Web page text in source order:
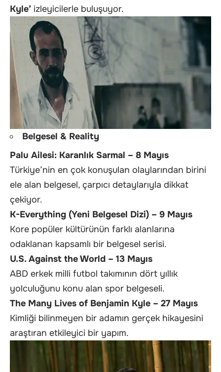
Kyle’ izleyicilerle buluşuyor.
Belgesel & Reality
Palu Ailesi: Karanlık Sarmal – 8 Mayıs
Türkiye’nin en çok konuşulan olaylarından birini
ele alan belgesel, çarpıcı detaylarıyla dikkat
çekiyor.
K-Everything (Yeni Belgesel Dizi) – 9 Mayıs
Kore popüler kültürünün farklı alanlarına
odaklanan kapsamlı bir belgesel serisi.
U.S. Against the World – 13 Mayıs
ABD erkek milli futbol takımının dört yıllık
yolculuğunu konu alan spor belgeseli.
The Many Lives of Benjamin Kyle – 27 Mayıs
Kimliği bilinmeyen bir adamın gerçek hikayesini
araştıran etkileyici bir yapım.